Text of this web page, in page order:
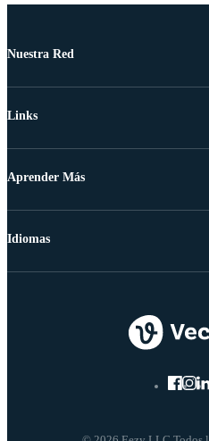
Nuestra Red
Links
Aprender Más
Idiomas